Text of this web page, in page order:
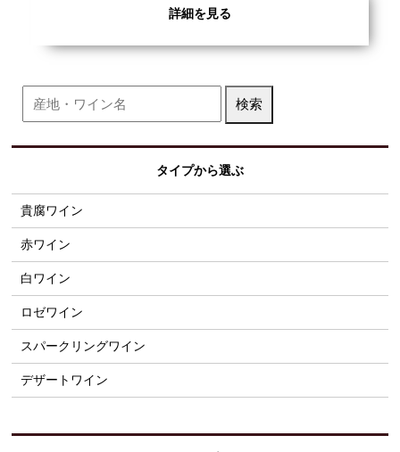
詳細を見る
タイプから選ぶ
貴腐ワイン
赤ワイン
白ワイン
ロゼワイン
スパークリングワイン
デザートワイン